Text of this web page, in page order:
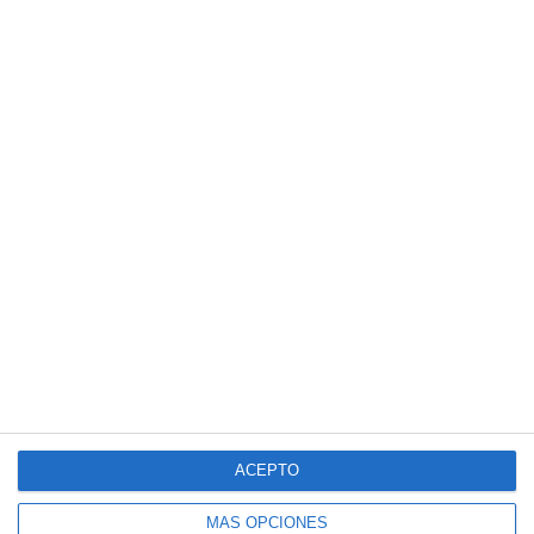
MÁS OPCIONES
ACEPTO